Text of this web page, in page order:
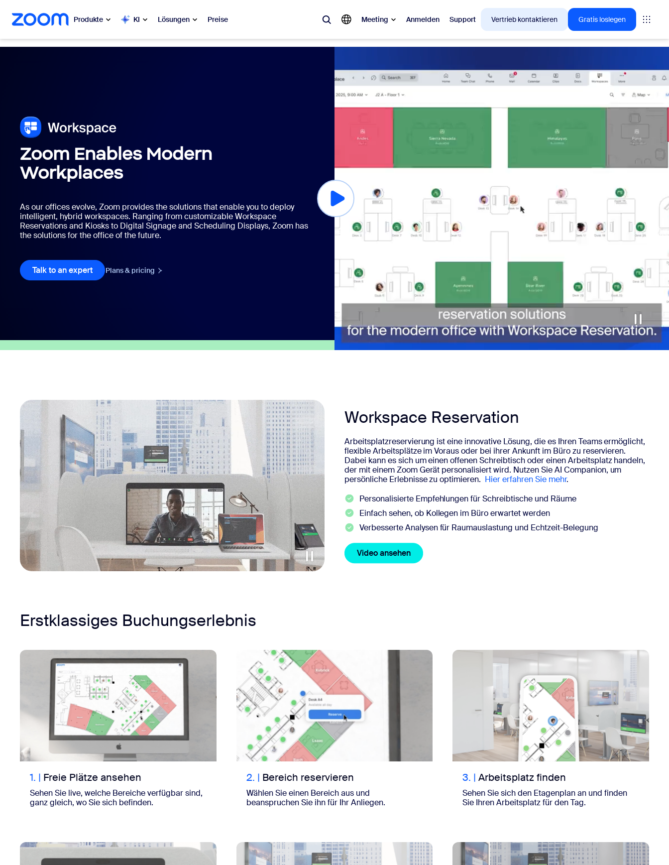
wechseln
Chat wechseln Produkte KI Lösungen Preise Meeting Anmelden Support Vertrieb kontaktieren Gratis loslegen
Zoom CX
Zoom AI
Apps und Integrationen
Was angesagt ist, was im Trend liegt, was für Gesprächsstoff sorgt – die Lösungen, für die sich Zoom-Kunden gerade interessieren.
Meetings
Rooms
Phone
Download-Center +1.888.799.9666
Zoom Enables Modern
Workplaces
As our offices evolve, Zoom provides the solutions that enable you to deploy
intelligent, hybrid workspaces. Ranging from customizable Workspace
Reservations and Kiosks to Digital Signage and Scheduling Displays, Zoom has
the solutions for the office of the future.
Talk to an expert Talk to an expert
Plans & pricing Plans & pricing
Workspace Reservation
Arbeitsplatzreservierung ist eine innovative Lösung, die es Ihren Teams ermöglicht,
flexible Arbeitsplätze im Voraus oder bei ihrer Ankunft im Büro zu reservieren.
Dabei kann es sich um einen offenen Schreibtisch oder einen Arbeitsplatz handeln,
der mit einem Zoom Gerät personalisiert wird. Nutzen Sie AI Companion, um
persönliche Erlebnisse zu optimieren. Hier erfahren Sie mehr.
Personalisierte Empfehlungen für Schreibtische und Räume
Einfach sehen, ob Kollegen im Büro erwartet werden
Verbesserte Analysen für Raumauslastung und Echtzeit-Belegung
Video ansehen
Erstklassiges Buchungserlebnis
1. | Freie Plätze ansehen
Sehen Sie live, welche Bereiche verfügbar sind,
ganz gleich, wo Sie sich befinden.
2. | Bereich reservieren
Wählen Sie einen Bereich aus und
beanspruchen Sie ihn für Ihr Anliegen.
3. | Arbeitsplatz finden
Sehen Sie sich den Etagenplan an und finden
Sie Ihren Arbeitsplatz für den Tag.